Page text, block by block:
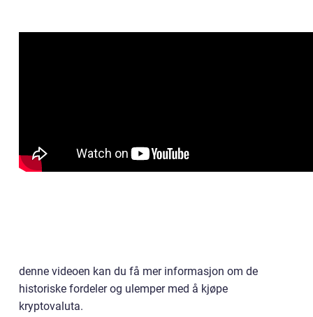
denne videoen kan du få mer informasjon om de
historiske fordeler og ulemper med å kjøpe
kryptovaluta.